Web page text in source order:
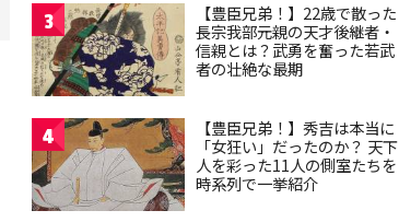
3
【豊臣兄弟！】22歳で散った
長宗我部元親の天才後継者・
信親とは？武勇を奮った若武
者の壮絶な最期
4
【豊臣兄弟！】秀吉は本当に
「女狂い」だったのか？ 天下
人を彩った11人の側室たちを
時系列で一挙紹介